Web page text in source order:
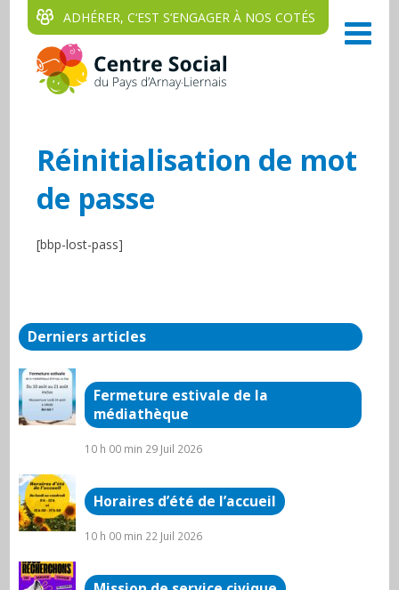
ADHÉRER, C‘EST S‘ENGAGER À NOS COTÉS
Réinitialisation de mot
de passe
[bbp-lost-pass]
Derniers articles
Fermeture estivale de la
médiathèque
10 h 00 min 29 Juil 2026
Horaires d’été de l’accueil
10 h 00 min 22 Juil 2026